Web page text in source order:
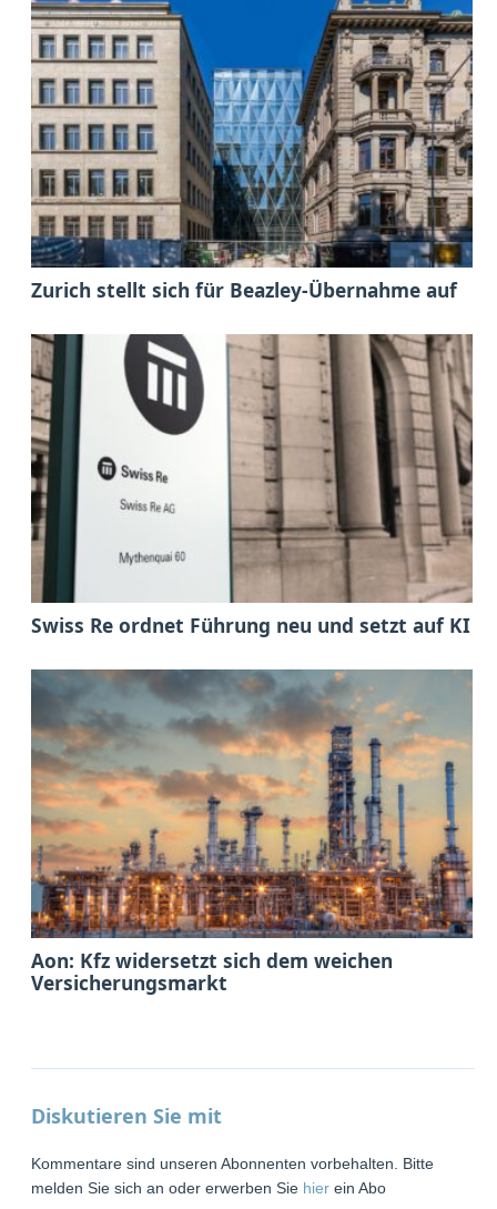
Zurich stellt sich für Beazley-Übernahme auf
Swiss Re ordnet Führung neu und setzt auf KI
Aon: Kfz widersetzt sich dem weichen
Versicherungsmarkt
Diskutieren Sie mit
Kommentare sind unseren Abonnenten vorbehalten. Bitte
melden Sie sich an oder erwerben Sie hier ein Abo